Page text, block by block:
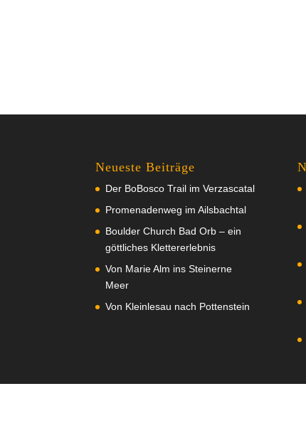
Neueste Beiträge
Der BoBosco Trail im Verzascatal
Promenadenweg im Ailsbachtal
Boulder Church Bad Orb – ein
göttliches Klettererlebnis
Von Marie Alm ins Steinerne
Meer
Von Kleinlesau nach Pottenstein